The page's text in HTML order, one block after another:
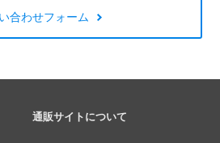
合わせフォーム
通販サイトについて